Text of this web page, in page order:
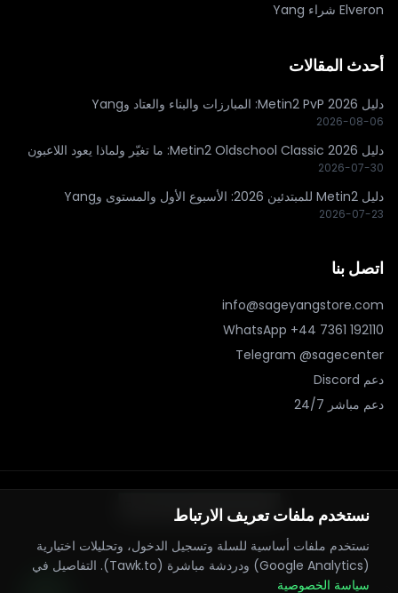
Elveron شراء Yang
أحدث المقالات
دليل Metin2 PvP 2026: المبارزات والبناء والعتاد وYang
2026-08-06
دليل Metin2 Oldschool Classic 2026: ما تغيّر ولماذا يعود اللاعبون
2026-07-30
دليل Metin2 للمبتدئين 2026: الأسبوع الأول والمستوى وYang
2026-07-23
اتصل بنا
info@sageyangstore.com
WhatsApp +44 7361 192110
Telegram @sagecenter
دعم Discord
دعم مباشر 24/7
نستخدم ملفات تعريف الارتباط
نستخدم ملفات أساسية للسلة وتسجيل الدخول، وتحليلات اختيارية
(Google Analytics) ودردشة مباشرة (Tawk.to). التفاصيل في
سياسة الخصوصية